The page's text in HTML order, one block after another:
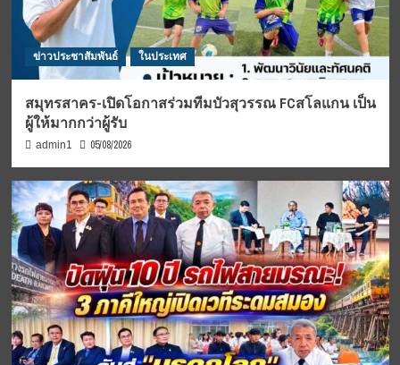
ข่าวประชาสัมพันธ์ ในประเทศ
สมุทรสาคร-เปิดโอกาสร่วมทีมบัวสุวรรณ FCสโลแกน เป็น
ผู้ให้มากกว่าผู้รับ
admin1 05/08/2026